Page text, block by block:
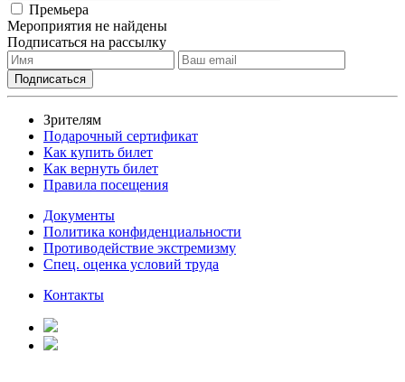
Премьера
Мероприятия не найдены
Подписаться на рассылку
Зрителям
Подарочный сертификат
Как купить билет
Как вернуть билет
Правила посещения
Документы
Политика конфиденциальности
Противодействие экстремизму
Спец. оценка условий труда
Контакты